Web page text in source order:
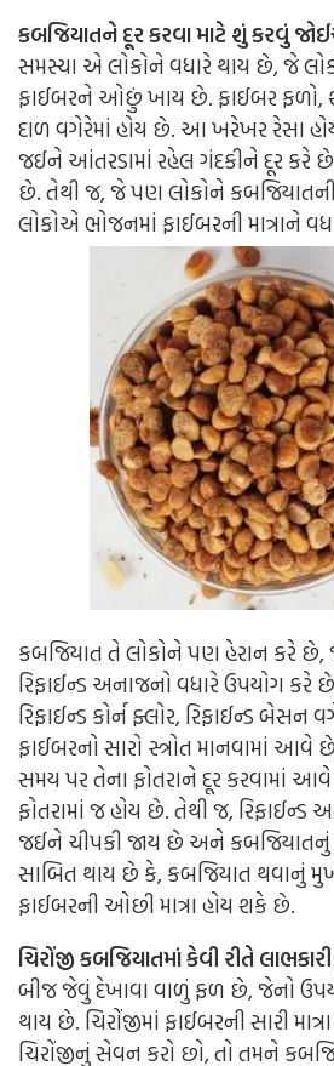
કબજિયાતને દૂર કરવા માટે શું કરવું
સમસ્યા એ લોકોને વધારે થાય છે, જે
ફાઈબરને ઓછું ખાય છે. ફાઈબર ફળો,
દાળ વગેરેમાં હોય છે. આ ખરેખર રેસા
જઈને આંતરડામાં રહેલ ગંદકીને દૂર કરે
છે. તેથી જ, જે પણ લોકોને
લોકોએ ભોજનમાં ફાઈબરની માત્રાને
કબજિયાત તે લોકોને પણ હેરાન કરે છે,
રિફાઈન્ડ અનાજનો વધારે ઉપયોગ કરે
રિફાઈન્ડ કોર્ન ફ્લોર, રિફાઈન્ડ
ફાઈબરનો સારો સ્ત્રોત માનવામાં આવે
સમય પર તેના ફોતરાને દૂર કરવામાં
ફોતરામાં જ હોય છે. તેથી જ, રિફાઈન્ડ
જઈને ચીપકી જાય છે અને
સાબિત થાય છે કે, કબજિયાત થવાનું
ફાઈબરની ઓછી માત્રા હોય શકે છે.
ચિરોંજી કબજિયાતમાં કેવી રીતે
બીજ જેવું દેખાવા વાળું ફળ છે, જેનો
થાય છે. ચિરોંજીમાં ફાઈબરની સારી
ચિરોંજીનું સેવન કરો છો, તો તમને